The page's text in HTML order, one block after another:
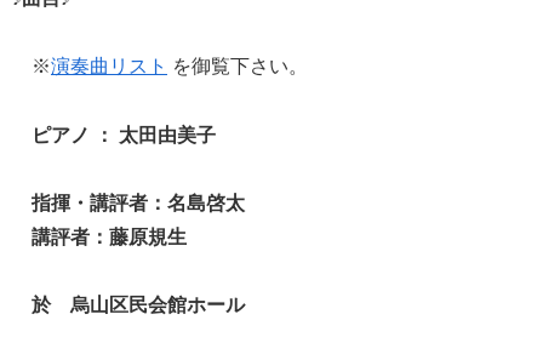
※演奏曲リスト を御覧下さい。
ピアノ ： 太田由美子
指揮・講評者：名島啓太
講評者：藤原規生
於 烏山区民会館ホール